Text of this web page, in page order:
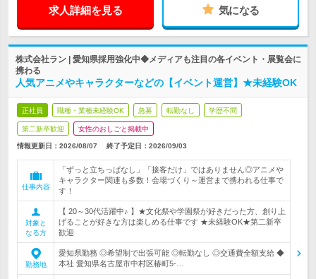
求人詳細を見る 気になる
株式会社ラン | 愛知県採用強化中◆メディアも注目の各イベント・展覧会に
携わる
人気アニメやキャラクターなどの【イベント運営】★未経験OK
正社員 職種・業種未経験OK 急募 転勤なし 学歴不問
第二新卒歓迎 女性のおしごと掲載中
情報更新日：2026/08/07 終了予定日： 2026/09/03
仕事内容
「ずっと立ちっぱなし」「接客だけ」ではありません◎アニメや
キャラクター関連も多数！会場づくり～運営まで携われる仕事で
す！
対象と
なる方
【 20～30代活躍中♪ 】★文化祭や学園祭が好きだった方、創り上
げることが好きな方は楽しめる仕事です ★未経験OK★第二新卒
歓迎
勤務地
愛知県勤務 ◎希望制で出張可能 ◎転勤なし ◎交通費全額支給 ◆
本社 愛知県名古屋市中村区椿町5-…